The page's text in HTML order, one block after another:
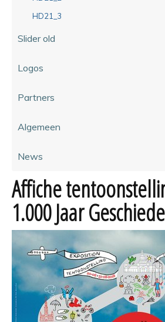
HD21_3
Slider old
Logos
Partners
Algemeen
News
Affiche
1.000 Jaar